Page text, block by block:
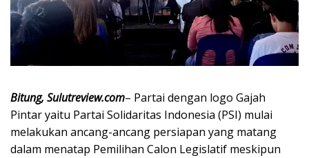
Bitung, Sulutreview.com– Partai dengan logo Gajah
Pintar yaitu Partai Solidaritas Indonesia (PSI) mulai
melakukan ancang-ancang persiapan yang matang
dalam menatap Pemilihan Calon Legislatif meskipun